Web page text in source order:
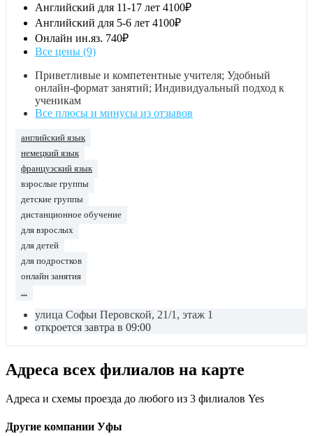
Английский для 11-17 лет 4100₽
Английский для 5-6 лет 4100₽
Онлайн ин.яз. 740₽
Все цены (9)
Приветливые и компетентные учителя; Удобный
онлайн-формат занятий; Индивидуальный подход к
ученикам
Все плюсы и минусы из отзывов
английский язык
немецкий язык
французский язык
взрослые группы
детские группы
дистанционное обучение
для взрослых
для детей
для подростков
онлайн занятия
улица Софьи Перовской, 21/1, этаж 1
откроется завтра в 09:00
Адреса всех филиалов на карте
Адреса и схемы проезда до любого из 3 филиалов Yes
Другие компании Уфы